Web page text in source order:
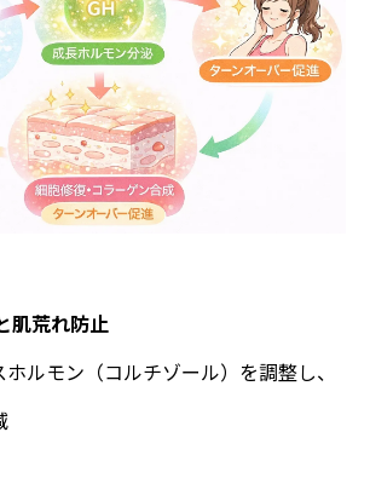
肌荒れ防止
ルモン（コルチゾール）を調整し、